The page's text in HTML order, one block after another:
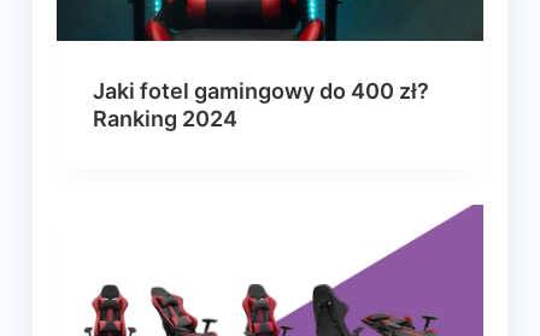
Jaki fotel gamingowy do 400 zł?
Ranking 2024